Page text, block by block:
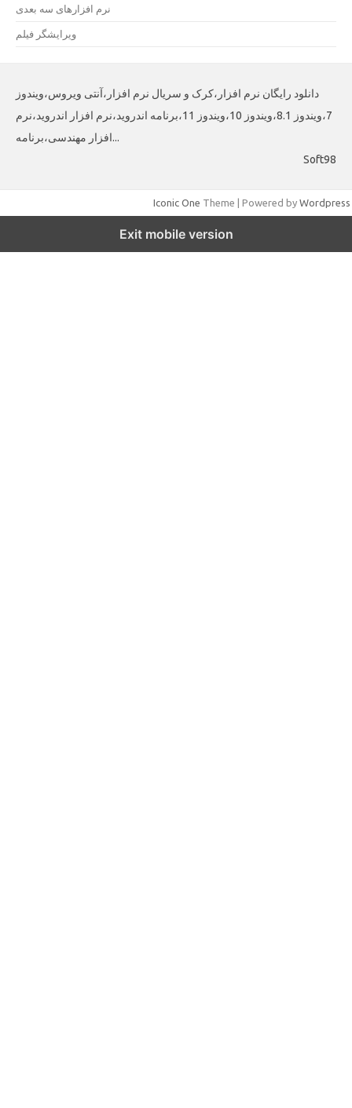
نرم افزارهای سه بعدی
ویرایشگر فیلم
دانلود رایگان نرم افزار،کرک و سریال نرم افزار،آنتی ویروس،ویندوز
7،ویندوز 8.1،ویندوز 10،ویندوز 11،برنامه اندروید،نرم افزار اندروید،نرم
افزار مهندسی،برنامه...
Soft98
Iconic One Theme | Powered by Wordpress
Exit mobile version